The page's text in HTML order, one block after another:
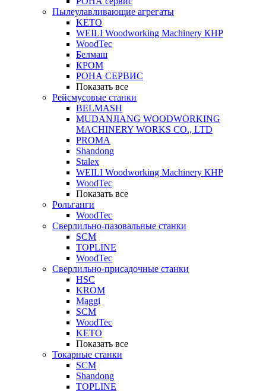
Пылеулавливающие агрегаты
KETO
WEILI Woodworking Machinery КНР
WoodTec
Белмаш
КРОМ
РОНА СЕРВИС
Показать все
Рейсмусовые станки
BELMASH
MUDANJIANG WOODWORKING
MACHINERY WORKS CO., LTD
PROMA
Shandong
Stalex
WEILI Woodworking Machinery КНР
WoodTec
Показать все
Рольганги
WoodTec
Сверлильно-пазовальные станки
SCM
TOPLINE
WoodTec
Сверлильно-присадочные станки
HSC
KROM
Maggi
SCM
WoodTec
KETO
Показать все
Токарные станки
SCM
Shandong
TOPLINE